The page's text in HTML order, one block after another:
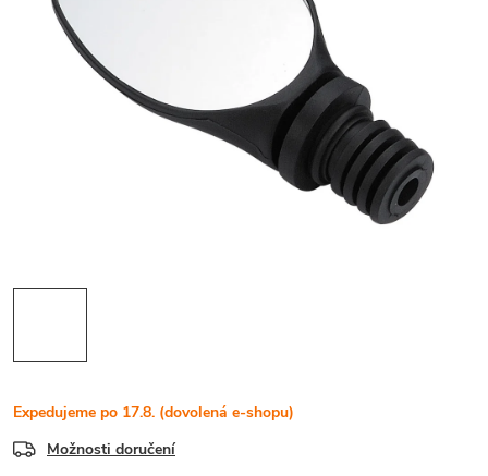
Expedujeme po 17.8. (dovolená e-shopu)
Možnosti doručení